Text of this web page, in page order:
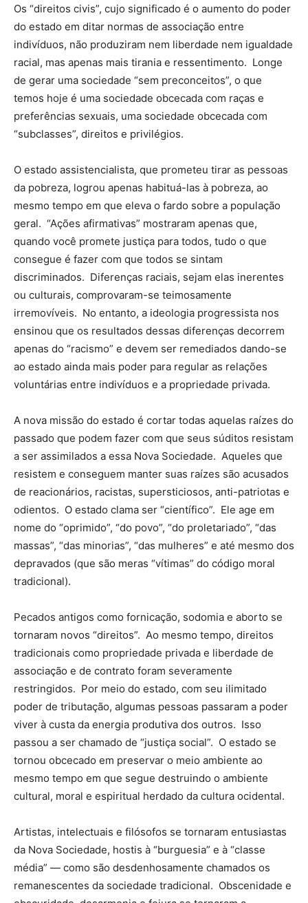
Os “direitos civis”, cujo significado é o aumento do poder
do estado em ditar normas de associação entre
indivíduos, não produziram nem liberdade nem igualdade
racial, mas apenas mais tirania e ressentimento. Longe
de gerar uma sociedade “sem preconceitos”, o que
temos hoje é uma sociedade obcecada com raças e
preferências sexuais, uma sociedade obcecada com
“subclasses”, direitos e privilégios.
O estado assistencialista, que prometeu tirar as pessoas
da pobreza, logrou apenas habituá-las à pobreza, ao
mesmo tempo em que eleva o fardo sobre a população
geral. “Ações afirmativas” mostraram apenas que,
quando você promete justiça para todos, tudo o que
consegue é fazer com que todos se sintam
discriminados. Diferenças raciais, sejam elas inerentes
ou culturais, comprovaram-se teimosamente
irremovíveis. No entanto, a ideologia progressista nos
ensinou que os resultados dessas diferenças decorrem
apenas do “racismo” e devem ser remediados dando-se
ao estado ainda mais poder para regular as relações
voluntárias entre indivíduos e a propriedade privada.
A nova missão do estado é cortar todas aquelas raízes do
passado que podem fazer com que seus súditos resistam
a ser assimilados a essa Nova Sociedade. Aqueles que
resistem e conseguem manter suas raízes são acusados
de reacionários, racistas, supersticiosos, anti-patriotas e
odientos. O estado clama ser “científico”. Ele age em
nome do “oprimido”, “do povo”, “do proletariado”, “das
massas”, “das minorias”, “das mulheres” e até mesmo dos
depravados (que são meras “vítimas” do código moral
tradicional).
Pecados antigos como fornicação, sodomia e aborto se
tornaram novos “direitos”. Ao mesmo tempo, direitos
tradicionais como propriedade privada e liberdade de
associação e de contrato foram severamente
restringidos. Por meio do estado, com seu ilimitado
poder de tributação, algumas pessoas passaram a poder
viver à custa da energia produtiva dos outros. Isso
passou a ser chamado de “justiça social”. O estado se
tornou obcecado em preservar o meio ambiente ao
mesmo tempo em que segue destruindo o ambiente
cultural, moral e espiritual herdado da cultura ocidental.
Artistas, intelectuais e filósofos se tornaram entusiastas
da Nova Sociedade, hostis à “burguesia” e à “classe
média” — como são desdenhosamente chamados os
remanescentes da sociedade tradicional. Obscenidade e